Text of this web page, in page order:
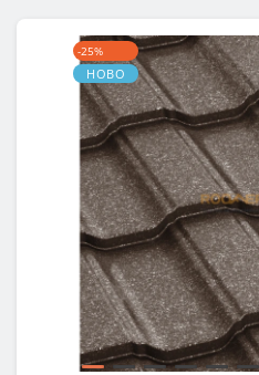
-25%
НОВО